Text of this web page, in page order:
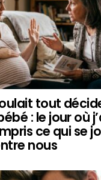
tout
: le jour où
ce qui se
nous